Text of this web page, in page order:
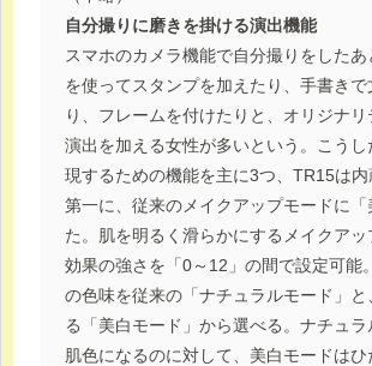
自分撮りに磨きを掛ける演出機能
スマホのカメラ機能で自分撮りをしたあ
を使ってスタンプを加えたり、手書きで
り、フレームを付けたりと、オリジナリ
演出を加える女性が多いという。こう
現するための機能を主に3つ、TR15は内
第一に、従来のメイクアップモードに「
た。肌を明るく滑らかにするメイクアッ
効果の強さを「0～12」の間で設定可能
の色味を従来の「ナチュラルモード」と
る「美白モード」から選べる。ナチュ
肌色になるのに対して、美白モードは